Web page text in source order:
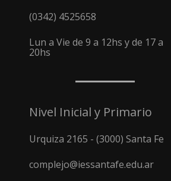
(0342) 4525658
Lun a Vie de 9 a 12hs y de 17 a
20hs
Nivel Inicial y Primario
Urquiza 2165 - (3000) Santa Fe
complejo@iessantafe.edu.ar